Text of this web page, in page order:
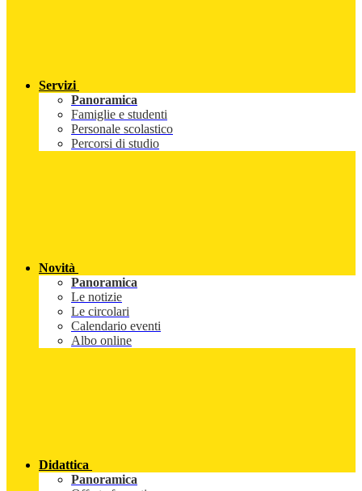
Servizi
Panoramica
Famiglie e studenti
Personale scolastico
Percorsi di studio
Novità
Panoramica
Le notizie
Le circolari
Calendario eventi
Albo online
Didattica
Panoramica